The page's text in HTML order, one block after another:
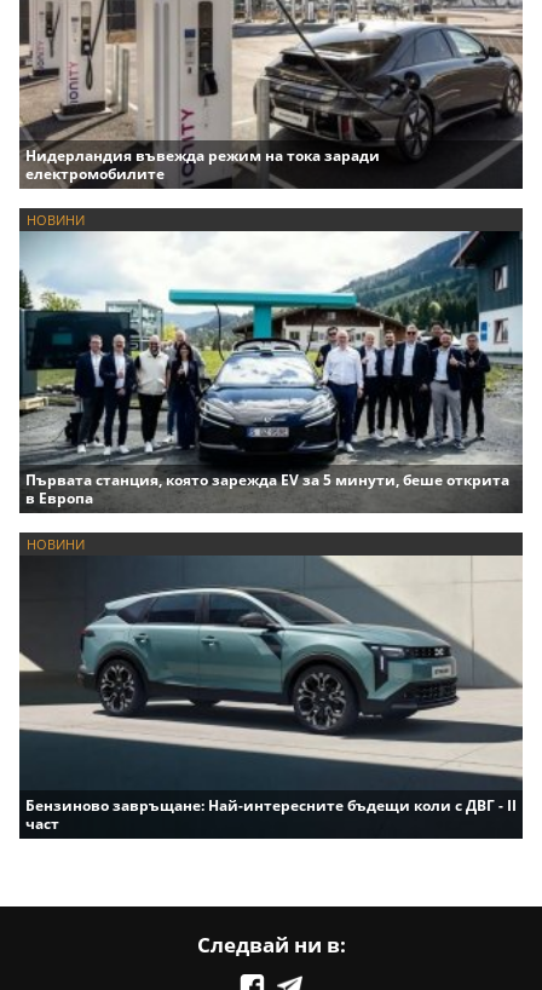
Нидерландия въвежда режим на тока заради
електромобилите
НОВИНИ
Първата станция, която зарежда EV за 5 минути, беше открита
в Европа
НОВИНИ
Бензиново завръщане: Най-интересните бъдещи коли с ДВГ - II
част
Следвай ни в: